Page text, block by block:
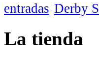
entradas Derby
La tienda